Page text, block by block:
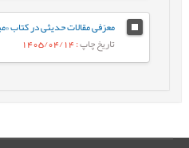
معرّفی مقالات حدیثی در کتاب
تاریخ چاپ: 1405/04/14